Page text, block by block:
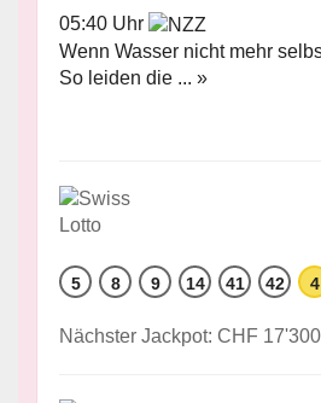
05:40 Uhr
Wenn Wasser nicht mehr
So leiden die ... »
5 8 9 14 41 42 4
Nächster Jackpot: CHF